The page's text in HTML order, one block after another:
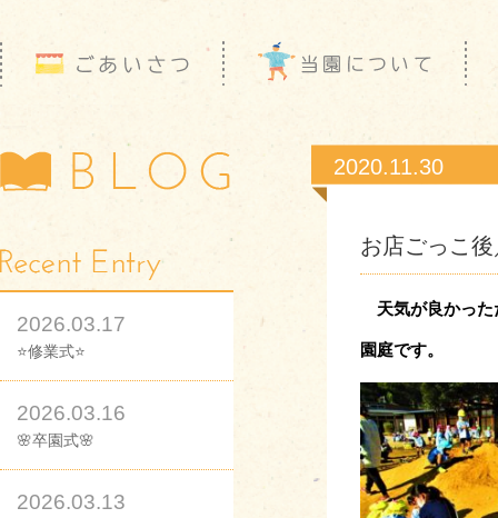
2026.03.17
⭐修業式⭐
2026.03.16
🌸卒園式🌸
2026.03.13
2020.11.30
お店ごっこ
天気が良かった
園庭です。